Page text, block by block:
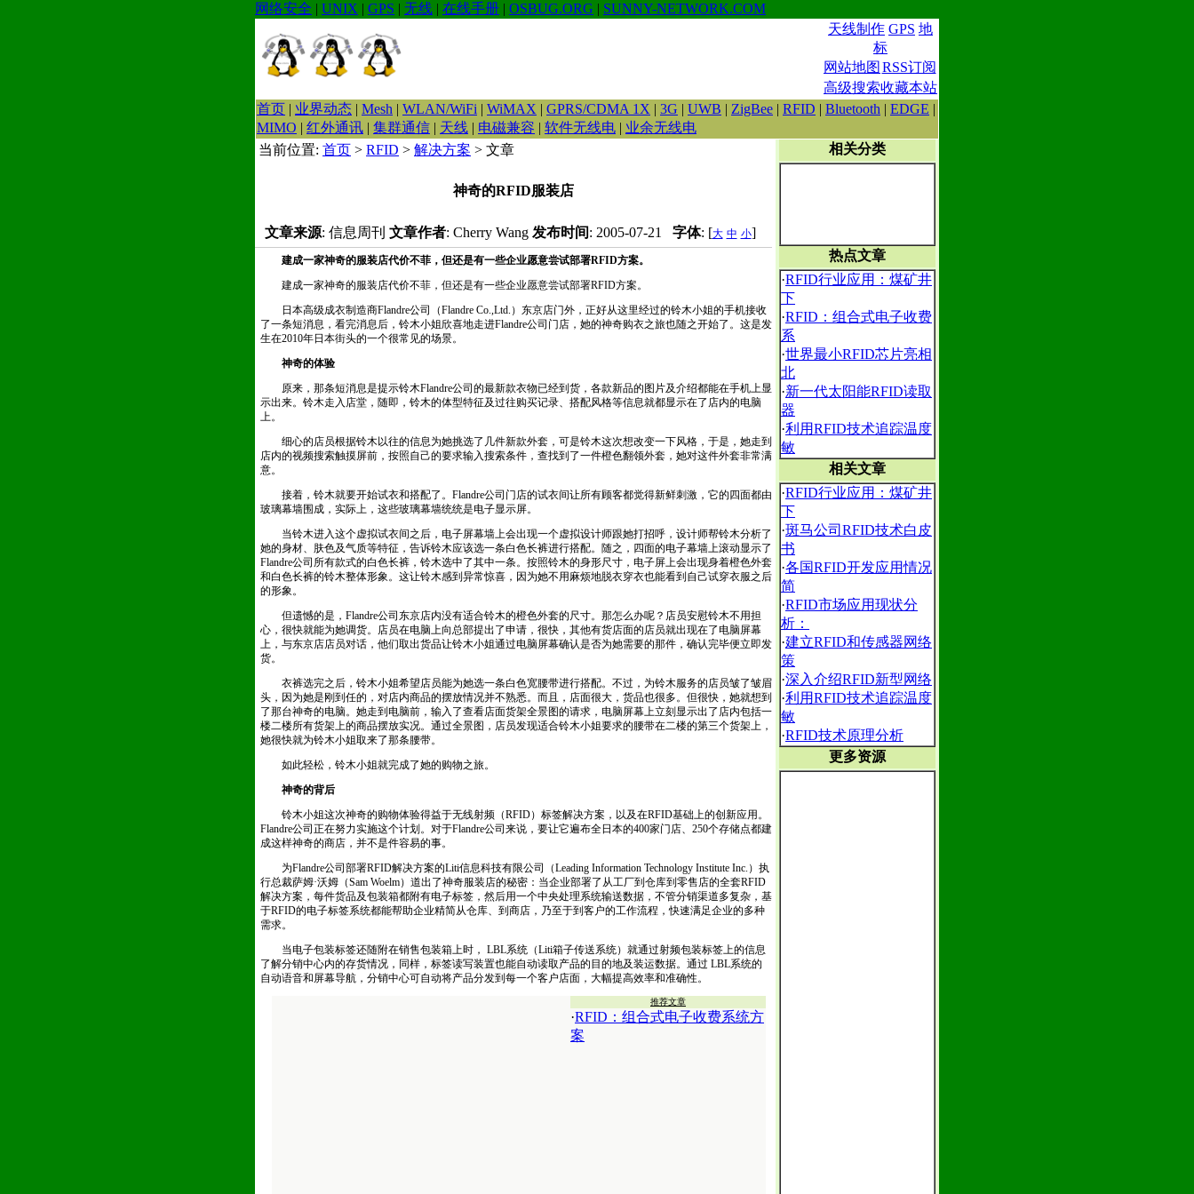
网络安全 | UNIX | GPS | 无线 | 在线手册 | OSBUG.ORG | SUNNY-NETWORK.COM
天线制作 GPS 地
标
网站地图 RSS订阅
高级搜索收藏本站
首页 | 业界动态 | Mesh | WLAN/WiFi | WiMAX | GPRS/CDMA 1X | 3G | UWB | ZigBee | RFID | Bluetooth | EDGE |
MIMO | 红外通讯 | 集群通信 | 天线 | 电磁兼容 | 软件无线电 | 业余无线电
当前位置: 首页 > RFID > 解决方案 > 文章
神奇的RFID服装店
文章来源: 信息周刊 文章作者: Cherry Wang 发布时间: 2005-07-21 字体: [大 中 小]
建成一家神奇的服装店代价不菲，但还是有一些企业愿意尝试部署RFID方案。
建成一家神奇的服装店代价不菲，但还是有一些企业愿意尝试部署RFID方案。
日本高级成衣制造商Flandre公司（Flandre Co.,Ltd.）东京店门外，正好从这里经过的铃木小姐的手机接收
了一条短消息，看完消息后，铃木小姐欣喜地走进Flandre公司门店，她的神奇购衣之旅也随之开始了。这是发
生在2010年日本街头的一个很常见的场景。
神奇的体验
原来，那条短消息是提示铃木Flandre公司的最新款衣物已经到货，各款新品的图片及介绍都能在手机上显
示出来。铃木走入店堂，随即，铃木的体型特征及过往购买记录、搭配风格等信息就都显示在了店内的电脑
上。
细心的店员根据铃木以往的信息为她挑选了几件新款外套，可是铃木这次想改变一下风格，于是，她走到
店内的视频搜索触摸屏前，按照自己的要求输入搜索条件，查找到了一件橙色翻领外套，她对这件外套非常满
意。
接着，铃木就要开始试衣和搭配了。Flandre公司门店的试衣间让所有顾客都觉得新鲜刺激，它的四面都由
玻璃幕墙围成，实际上，这些玻璃幕墙统统是电子显示屏。
当铃木进入这个虚拟试衣间之后，电子屏幕墙上会出现一个虚拟设计师跟她打招呼，设计师帮铃木分析了
她的身材、肤色及气质等特征，告诉铃木应该选一条白色长裤进行搭配。随之，四面的电子幕墙上滚动显示了
Flandre公司所有款式的白色长裤，铃木选中了其中一条。按照铃木的身形尺寸，电子屏上会出现身着橙色外套
和白色长裤的铃木整体形象。这让铃木感到异常惊喜，因为她不用麻烦地脱衣穿衣也能看到自己试穿衣服之后
的形象。
但遗憾的是，Flandre公司东京店内没有适合铃木的橙色外套的尺寸。那怎么办呢？店员安慰铃木不用担
心，很快就能为她调货。店员在电脑上向总部提出了申请，很快，其他有货店面的店员就出现在了电脑屏幕
上，与东京店店员对话，他们取出货品让铃木小姐通过电脑屏幕确认是否为她需要的那件，确认完毕便立即发
货。
衣裤选完之后，铃木小姐希望店员能为她选一条白色宽腰带进行搭配。不过，为铃木服务的店员皱了皱眉
头，因为她是刚到任的，对店内商品的摆放情况并不熟悉。而且，店面很大，货品也很多。但很快，她就想到
了那台神奇的电脑。她走到电脑前，输入了查看店面货架全景图的请求，电脑屏幕上立刻显示出了店内包括一
楼二楼所有货架上的商品摆放实况。通过全景图，店员发现适合铃木小姐要求的腰带在二楼的第三个货架上，
她很快就为铃木小姐取来了那条腰带。
如此轻松，铃木小姐就完成了她的购物之旅。
神奇的背后
铃木小姐这次神奇的购物体验得益于无线射频（RFID）标签解决方案，以及在RFID基础上的创新应用。
Flandre公司正在努力实施这个计划。对于Flandre公司来说，要让它遍布全日本的400家门店、250个存储点都建
成这样神奇的商店，并不是件容易的事。
为Flandre公司部署RFID解决方案的Liti信息科技有限公司（Leading Information Technology Institute Inc.）执
行总裁萨姆·沃姆（Sam Woelm）道出了神奇服装店的秘密：当企业部署了从工厂到仓库到零售店的全套RFID
解决方案，每件货品及包装箱都附有电子标签，然后用一个中央处理系统输送数据，不管分销渠道多复杂，基
于RFID的电子标签系统都能帮助企业精简从仓库、到商店，乃至于到客户的工作流程，快速满足企业的多种
需求。
当电子包装标签还随附在销售包装箱上时， LBL系统（Liti箱子传送系统）就通过射频包装标签上的信息
了解分销中心内的存货情况，同样，标签读写装置也能自动读取产品的目的地及装运数据。通过 LBL系统的
自动语音和屏幕导航，分销中心可自动将产品分发到每一个客户店面，大幅提高效率和准确性。
推荐文章
·RFID：组合式电子收费系统方
案
相关分类
热点文章
·RFID行业应用：煤矿井
下
·RFID：组合式电子收费
系
·世界最小RFID芯片亮相
北
·新一代太阳能RFID读取
器
·利用RFID技术追踪温度
敏
相关文章
·RFID行业应用：煤矿井
下
·斑马公司RFID技术白皮
书
·各国RFID开发应用情况
简
·RFID市场应用现状分
析：
·建立RFID和传感器网络
策
·深入介绍RFID新型网络
·利用RFID技术追踪温度
敏
·RFID技术原理分析
更多资源